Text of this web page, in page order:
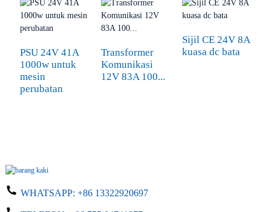
PSU 24V 41A
1000w untuk
mesin
perubatan
Transformer
Komunikasi
12V 83A 100...
Sijil CE 24V 8A
kuasa dc bata
WHATSAPP: +86 13322920697